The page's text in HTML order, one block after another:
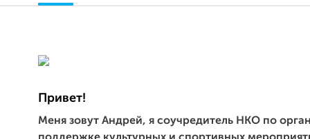
Привет!
Меня зовут Андрей, я соучредитель НКО по